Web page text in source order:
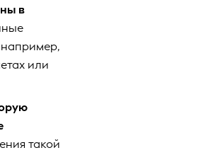
в
или
такой